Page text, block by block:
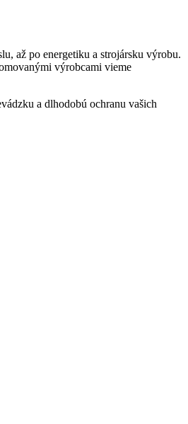
až po energetiku a strojársku výrobu.
výrobcami vieme
a dlhodobú ochranu vašich